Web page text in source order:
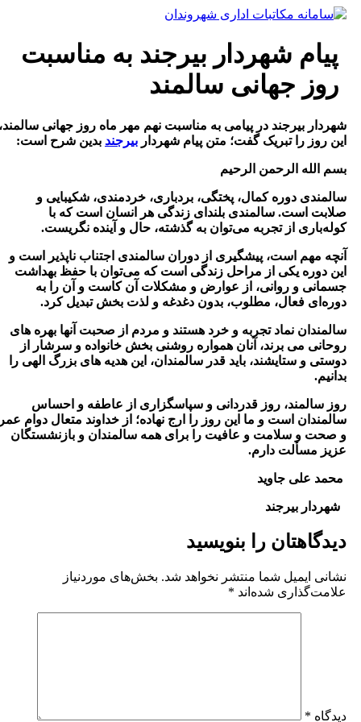
پیام شهردار بیرجند به مناسبت
روز جهانی سالمند
بیرجند در پیامی به مناسبت نهم مهر ماه روز جهانی سالمند،
روز را تبریک گفت؛ متن پیام شهرداربیرجندبدین شرح است:
الله الرحمن الرحیم
دوره کمال، پختگی، بردباری، خردمندی، شکیبایی و
است. سالمندی بلندای زندگی هر انسان است که با
از تجربه‌ می‌توان به گذشته، حال و آینده نگریست.
مهم است،‌ پیشگیری از دوران سالمندی اجتناب ناپذیر است و
دوره یکی از مراحل زندگی است که می‌توان با حفظ بهداشت
و روانی، از عوارض و مشکلات آن کاست و آن را به
فعال، مطلوب، بدون دغدغه و لذت بخش تبدیل کرد.
نماد تجربه و خرد هستند و مردم از صحبت آنها بهره های
می برند، آنان همواره روشنی بخش خانواده و سرشار از
و ستایشند، باید قدر سالمندان، این هدیه های بزرگ الهی را
.
سالمند، روز قدردانی و سپاسگزاری از عاطفه و احساس
است و ما این روز را ارج نهاده؛ از خداوند متعال دوام عمر
صحت و سلامت و عافیت را برای همه سالمندان و بازنشستگان
مسألت دارم.
علی جاوید
بیرجند
را بنویسید
ایمیل شما منتشر نخواهد شد. بخش‌های موردنیاز
شده‌اند*
*